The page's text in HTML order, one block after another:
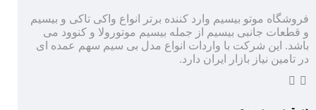
فروشگاه موتو بیسیم وارد کننده برتر انواع واکی تاکی و بیسیم
و قطعات جانبی بیسیم از جمله بیسیم موتورولا و کنوود می
باشد. این شرکت با واردات انواع مدل بی سیم سهم عمده ای
در تامین نیاز بازار ایران دارد.